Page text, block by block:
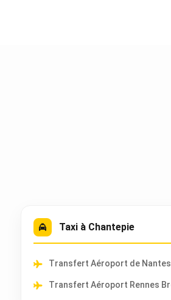
Taxi à Chantepie
Transfert Aéroport de Nantes
Transfert Aéroport Rennes